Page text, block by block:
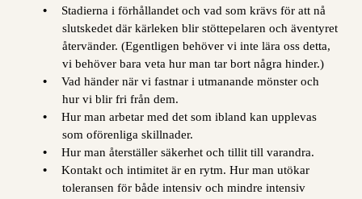
•
Stadierna i förhållandet och vad som krävs för att nå
slutskedet där kärleken blir stöttepelaren och äventyret
återvänder. (Egentligen behöver vi inte lära oss detta,
vi behöver bara veta hur man tar bort några hinder.)
•
Vad händer när vi fastnar i utmanande mönster och
hur vi blir fri från dem.
•
Hur man arbetar med det som ibland kan upplevas
som oförenliga skillnader.
•
Hur man återställer säkerhet och tillit till varandra.
•
Kontakt och intimitet är en rytm. Hur man utökar
toleransen för både intensiv och mindre intensiv